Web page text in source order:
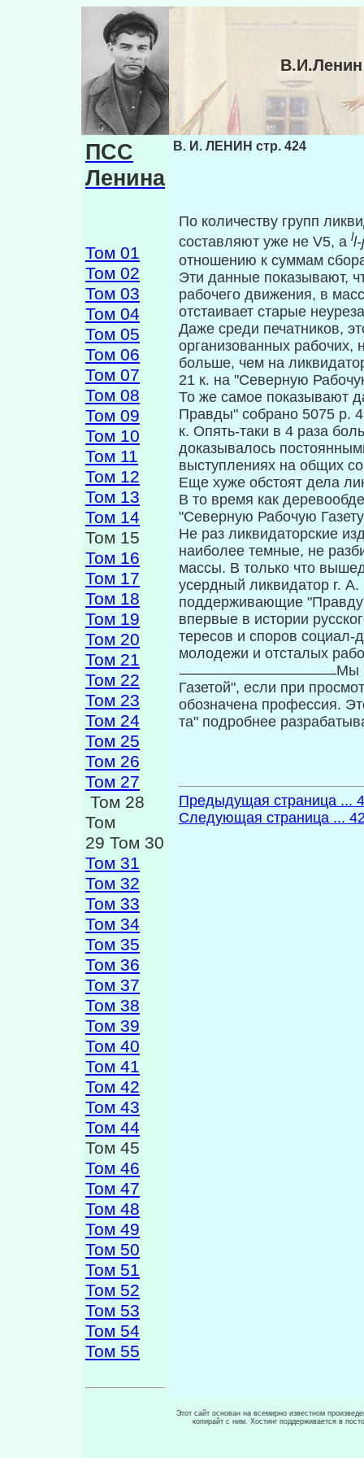
ПСС
Ленина
Том 01
Том 02
Том 03
Том 04
Том 05
Том 06
Том 07
Том 08
Том 09
Том 10
Том 11
Том 12
Том 13
Том 14
Том 15
Том 16
Том 17
Том 18
Том 19
Том 20
Том 21
Том 22
Том 23
Том 24
Том 25
Том 26
Том 27
Том 28
Том
29 Том 30
Том 31
Том 32
Том 33
Том 34
Том 35
Том 36
Том 37
Том 38
Том 39
Том 40
Том 41
Том 42
Том 43
Том 44
Том 45
Том 46
Том 47
Том 48
Том 49
Том 50
Том 51
Том 52
Том 53
Том 54
Том 55
В. И. ЛЕНИН стр. 424
По количеству групп
составляют уже не V5, a l
отношению к суммам
Эти данные показывают,
рабочего движения, в
отстаивает старые
Даже среди печатников,
организован­ных рабочих,
больше, чем на
21 к. на "Северную
То же самое показывают
Правды" со­брано 5075 р.
к. Опять-таки в 4 раза
доказывалось
выступлениях на общих
Еще хуже обстоят дела
В то вре­мя как
"Северную Рабо­чую
Не раз ликвидаторские
наиболее тем­ные, не
массы. В только что
усердный ликвидатор г.
поддерживающие
впервые в истории
тересов и споров социал-
молодежи и отсталых
Мы
Газетой", если при
обозначена профессия.
та" подробнее
Предыдущая страница ...
Следующая страница ...
Этот сайт основан на всемирно известном
копирайт с ним. Хостинг поддерживается в